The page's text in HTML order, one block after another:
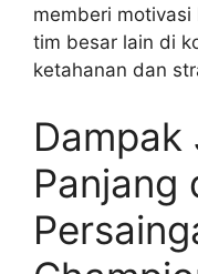
memberi
tim besar lain di
ketahanan dan
Dampak
Panjang